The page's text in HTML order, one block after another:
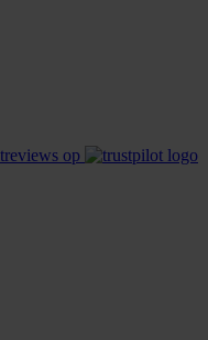
reviews op